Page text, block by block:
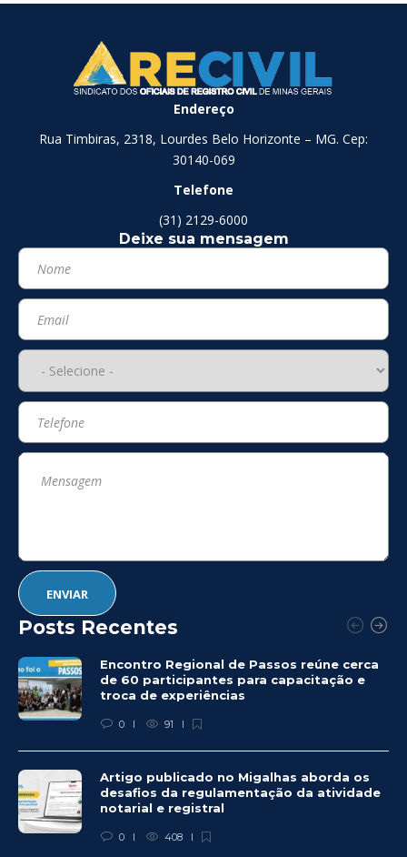
Endereço
Rua Timbiras, 2318, Lourdes Belo Horizonte – MG. Cep:
30140-069
Telefone
(31) 2129-6000
Deixe sua mensagem
Posts Recentes
Encontro Regional de Passos reúne cerca
de 60 participantes para capacitação e
troca de experiências
0 91
Artigo publicado no Migalhas aborda os
desafios da regulamentação da atividade
notarial e registral
0 408